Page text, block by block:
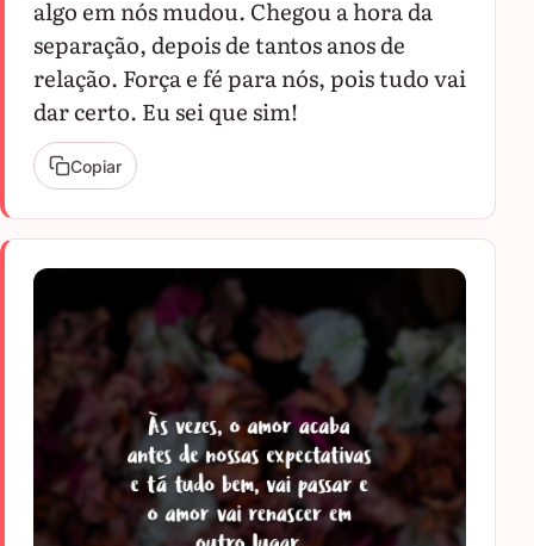
algo em nós mudou. Chegou a hora da
separação, depois de tantos anos de
relação. Força e fé para nós, pois tudo vai
dar certo. Eu sei que sim!
Copiar